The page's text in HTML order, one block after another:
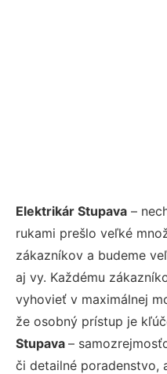
Elektrikár Stupava –
rukami prešlo veľké
zákazníkov a budeme
aj vy. Každému
vyhovieť v maximálnej
že osobný prístup je
Stupava –
či detailné poradenstvo,